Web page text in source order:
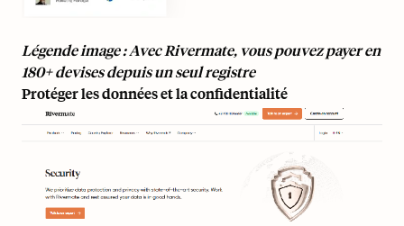
Légende image : Avec Rivermate, vous pouvez payer en
180+ devises depuis un seul registre
Protéger les données et la confidentialité